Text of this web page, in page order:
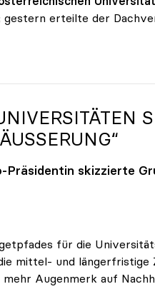
gestern erteilte der
Gehälter steigen um
-Präsidentin skizzierte
für die
mittel- und
mehr Augenmerk auf